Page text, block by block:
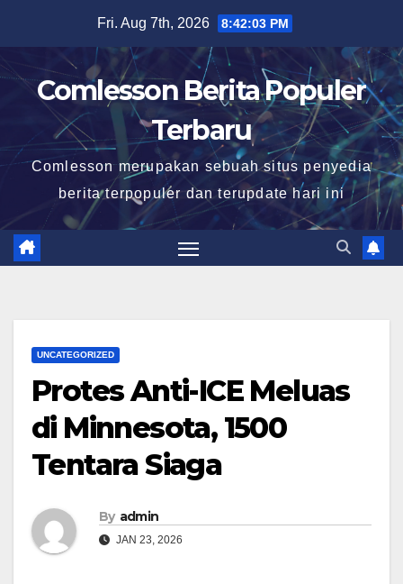
content
Fri. Aug 7th, 2026 8:42:04 PM
Comlesson Berita Populer
Terbaru
Comlesson merupakan sebuah situs penyedia
berita terpopuler dan terupdate hari ini
UNCATEGORIZED
Protes Anti-ICE Meluas
di Minnesota, 1500
Tentara Siaga
By admin
JAN 23, 2026